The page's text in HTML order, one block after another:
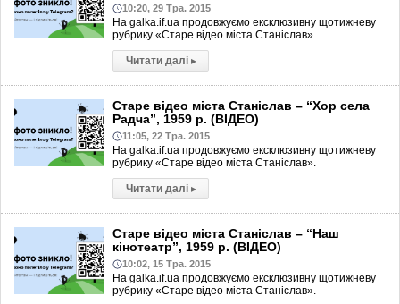
10:20, 29 Тра. 2015
На galka.if.ua продовжуємо ексклюзивну щотижневу
рубрику «Старе відео міста Станіслав».
Читати далі ▸
Старе відео міста Станіслав – “Хор села
Радча”, 1959 р. (ВІДЕО)
11:05, 22 Тра. 2015
На galka.if.ua продовжуємо ексклюзивну щотижневу
рубрику «Старе відео міста Станіслав».
Читати далі ▸
Старе відео міста Станіслав – “Наш
кінотеатр”, 1959 р. (ВІДЕО)
10:02, 15 Тра. 2015
На galka.if.ua продовжуємо ексклюзивну щотижневу
рубрику «Старе відео міста Станіслав».